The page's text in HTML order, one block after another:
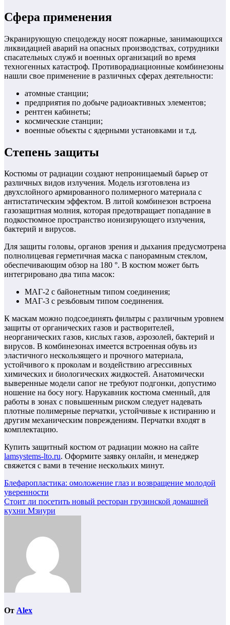
Сфера применения
Экранирующую спецодежду носят пожарные, занимающихся
ликвидацией аварий на опасных производствах, сотрудники
спасательных служб и военных организаций во время
техногенных катастроф. Противорадиационные комбинезоны
нашли свое применение в различных сферах деятельности:
атомные станции;
предприятия по добыче радиоактивных элементов;
рентген кабинеты;
космические станции;
военные объекты с ядерными установками и т.д.
Степень защиты
Костюмы от радиации создают непроницаемый барьер от
различных видов излучения. Модель изготовлена из
двухслойного армированного полимерного материала с
антистатическим эффектом. В литой комбинезон встроена
газозащитная молния, которая предотвращает попадание в
подкостюмное пространство ионизирующего излучения,
бактерий и вирусов.
Для защиты головы, органов зрения и дыхания предусмотрена
полнолицевая герметичная маска с панорамным стеклом,
обеспечивающим обзор на 180 °. В костюм может быть
интегрировано два типа масок:
МАГ-2 с байонетным типом соединения;
МАГ-3 с резьбовым типом соединения.
К маскам можно подсоединять фильтры с различным уровнем
защиты от органических газов и растворителей,
неорганических газов, кислых газов, аэрозолей, бактерий и
вирусов. В комбинезонах имеется встроенная обувь из
эластичного нескользящего и прочного материала,
устойчивого к проколам и воздействию агрессивных
химических и биологических жидкостей. Анатомически
выверенные модели сапог не требуют подгонки, допустимо
ношение на босу ногу. Нарукавник костюма сменный, для
работы в зонах с повышенным риском следует надевать
плотные полимерные перчатки, устойчивые к истиранию и
другим механическим повреждениям. Перчатки входят в
комплектацию.
Купить защитный костюм от радиации можно на сайте
lamsystems-lto.ru. Оформите заявку онлайн, и менеджер
свяжется с вами в течение нескольких минут.
Навигация
по
записям
Блефаропластика: омоложение глаз и возвращение молодой
уверенности
Стоит ли посетить новый ресторан грузинской домашней
кухни Мзиури
От Alex